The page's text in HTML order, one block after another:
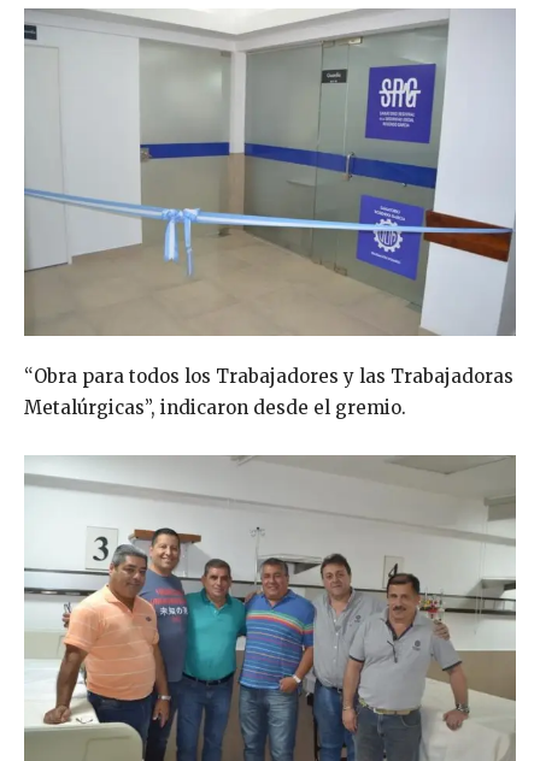
“Obra para todos los Trabajadores y las Trabajadoras
Metalúrgicas”, indicaron desde el gremio.